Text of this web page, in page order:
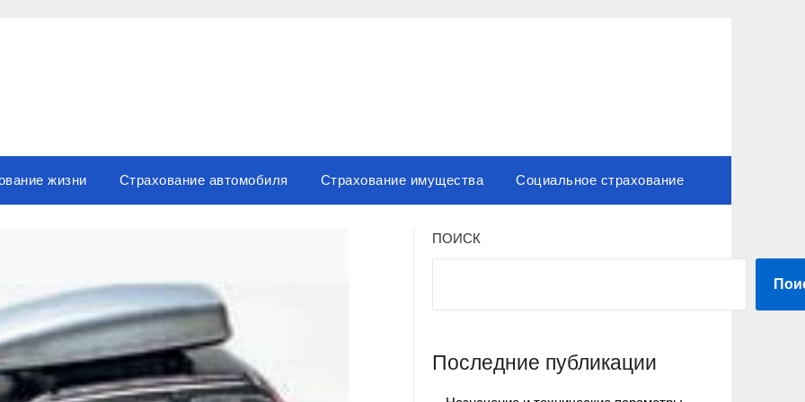
жизни Страхование автомобиля Страхование имущества Социальное страхование
ПОИСК
Последние публикации